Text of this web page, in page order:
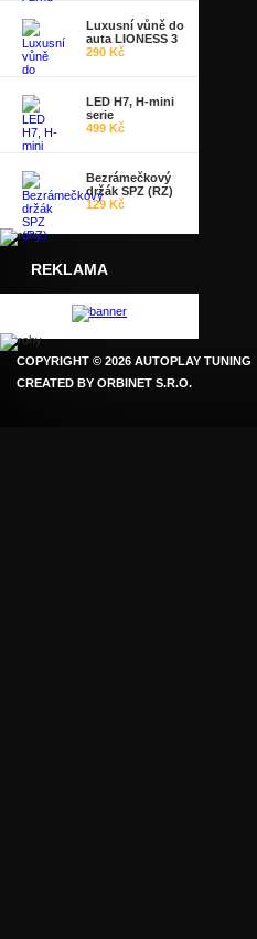
Luxusní vůně do
auta LIONESS 3
290 Kč
LED H7, H-mini
serie
499 Kč
Bezrámečkový
držák SPZ (RZ)
129 Kč
REKLAMA
COPYRIGHT © 2026 AUTOPLAY TUNING
CREATED BY ORBINET S.R.O.